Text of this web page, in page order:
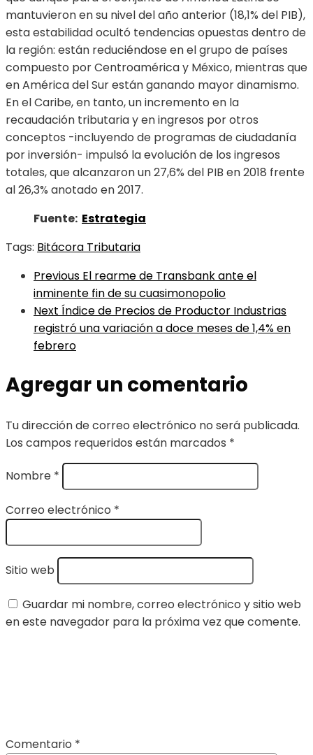
mantuvieron en su nivel del año anterior (18,1% del PIB),
esta estabilidad ocultó tendencias opuestas dentro de
la región: están reduciéndose en el grupo de países
compuesto por Centroamérica y México, mientras que
en América del Sur están ganando mayor dinamismo.
En el Caribe, en tanto, un incremento en la
recaudación tributaria y en ingresos por otros
conceptos -incluyendo de programas de ciudadanía
por inversión- impulsó la evolución de los ingresos
totales, que alcanzaron un 27,6% del PIB en 2018 frente
al 26,3% anotado en 2017.
Fuente: Estrategia
Tags: Bitácora Tributaria
Previous El rearme de Transbank ante el
inminente fin de su cuasimonopolio
Next Índice de Precios de Productor Industrias
registró una variación a doce meses de 1,4% en
febrero
Agregar un comentario
Tu dirección de correo electrónico no será publicada.
Los campos requeridos están marcados *
Nombre *
Correo electrónico *
Sitio web
Guardar mi nombre, correo electrónico y sitio web
en este navegador para la próxima vez que comente.
Comentario *